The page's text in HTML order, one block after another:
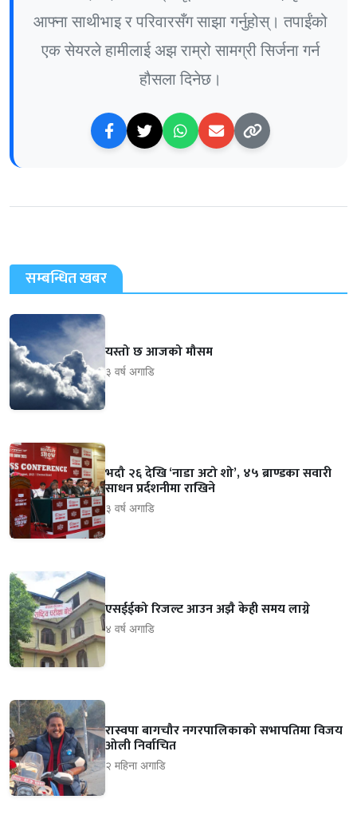
आफ्ना साथीभाइ र परिवारसँग साझा गर्नुहोस्। तपाईंको
एक सेयरले हामीलाई अझ राम्रो सामग्री सिर्जना गर्न
हौसला दिनेछ।
सम्बन्धित खबर
यस्तो छ आजको मौसम
३ वर्ष अगाडि
भदौ २६ देखि ‘नाडा अटो शो’, ४५ ब्राण्डका सवारी
साधन प्रर्दशनीमा राखिने
३ वर्ष अगाडि
एसईईको रिजल्ट आउन अझै केही समय लाग्ने
४ वर्ष अगाडि
रास्वपा बागचौर नगरपालिकाको सभापतिमा विजय
ओली निर्वाचित
२ महिना अगाडि